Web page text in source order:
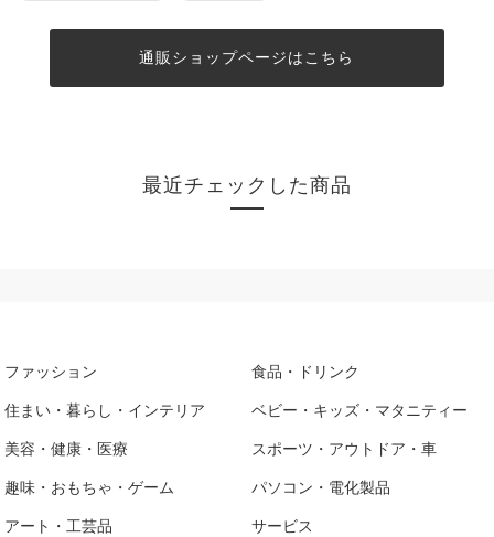
通販ショップページはこちら
最近チェックした商品
ファッション 食品・ドリンク
住まい・暮らし・インテリア ベビー・キッズ・マタニティー
美容・健康・医療 スポーツ・アウトドア・車
趣味・おもちゃ・ゲーム パソコン・電化製品
アート・工芸品 サービス